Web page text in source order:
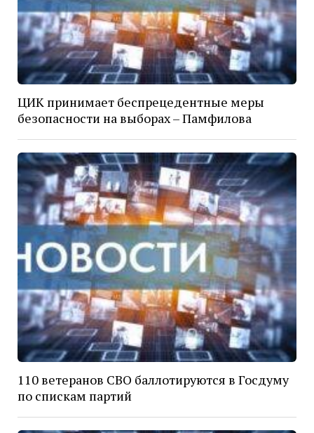
ЦИК принимает беспрецедентные меры
безопасности на выборах – Памфилова
110 ветеранов СВО баллотируются в Госдуму
по спискам партий